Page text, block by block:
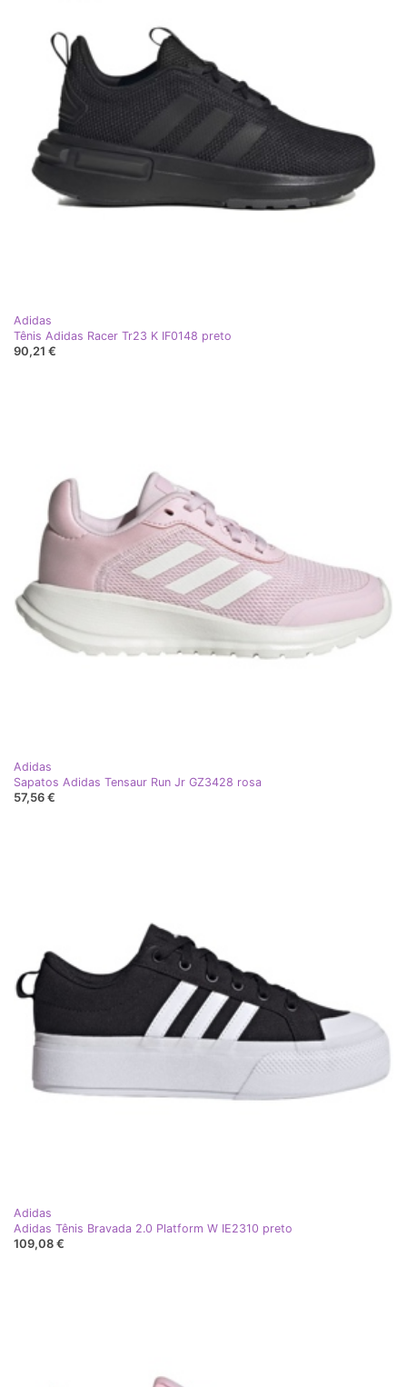
Adidas
Tênis Adidas Racer Tr23 K IF0148 preto
90,21 €
Adidas
Sapatos Adidas Tensaur Run Jr GZ3428 rosa
57,56 €
Adidas
Adidas Tênis Bravada 2.0 Platform W IE2310 preto
109,08 €